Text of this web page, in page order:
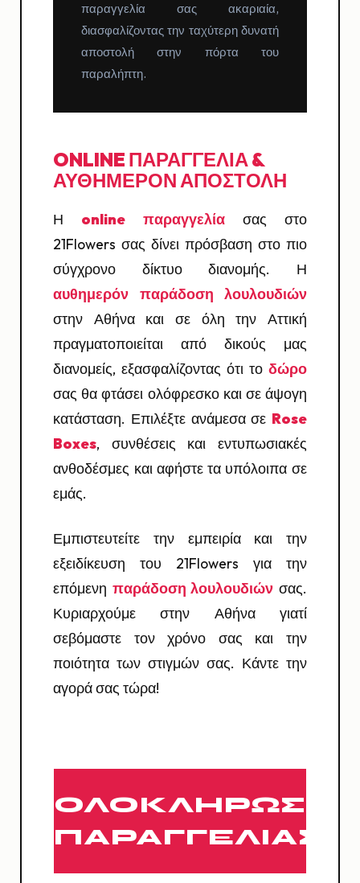
παραγγελία σας ακαριαία,
διασφαλίζοντας την ταχύτερη δυνατή
αποστολή στην πόρτα του
παραλήπτη.
ONLINE ΠΑΡΑΓΓΕΛΊΑ &
ΑΥΘΗΜΕΡΌΝ ΑΠΟΣΤΟΛΉ
Η online παραγγελίασας στο
21Flowers σας δίνει πρόσβαση στο πιο
σύγχρονο δίκτυο διανομής. Η
αυθημερόν παράδοση λουλουδιών
στην Αθήνα και σε όλη την Αττική
πραγματοποιείται από δικούς μας
διανομείς, εξασφαλίζοντας ότι το δώρο
σας θα φτάσει ολόφρεσκο και σε άψογη
κατάσταση. Επιλέξτε ανάμεσα σε Rose
Boxes, συνθέσεις και εντυπωσιακές
ανθοδέσμες και αφήστε τα υπόλοιπα σε
εμάς.
Εμπιστευτείτε την εμπειρία και την
εξειδίκευση του 21Flowers για την
επόμενη παράδοση λουλουδιών σας.
Κυριαρχούμε στην Αθήνα γιατί
σεβόμαστε τον χρόνο σας και την
ποιότητα των στιγμών σας. Κάντε την
αγορά σας τώρα!
ΟΛΟΚΛΗΡΩΣΗ
ΠΑΡΑΓΓΕΛΙΑΣ